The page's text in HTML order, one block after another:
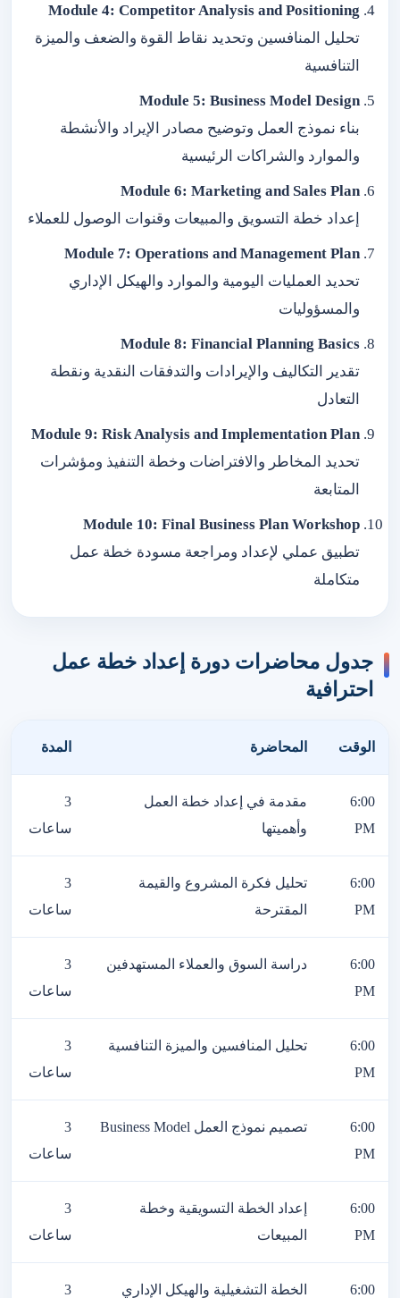
Module 4: Competitor Analysis and Positioning
تحليل المنافسين وتحديد نقاط القوة والضعف والميزة
التنافسية
Module 5: Business Model Design
بناء نموذج العمل وتوضيح مصادر الإيراد والأنشطة
والموارد والشراكات الرئيسية
Module 6: Marketing and Sales Plan
إعداد خطة التسويق والمبيعات وقنوات الوصول للعملاء
Module 7: Operations and Management Plan
تحديد العمليات اليومية والموارد والهيكل الإداري
والمسؤوليات
Module 8: Financial Planning Basics
تقدير التكاليف والإيرادات والتدفقات النقدية ونقطة
التعادل
Module 9: Risk Analysis and Implementation Plan
تحديد المخاطر والافتراضات وخطة التنفيذ ومؤشرات
المتابعة
Module 10: Final Business Plan Workshop
تطبيق عملي لإعداد ومراجعة مسودة خطة عمل
متكاملة
جدول محاضرات دورة إعداد خطة عمل
احترافية
الوقت المحاضرة المدة
6:00
PM
مقدمة في إعداد خطة العمل
وأهميتها
3
ساعات
6:00
PM
تحليل فكرة المشروع والقيمة
المقترحة
3
ساعات
6:00
PM
دراسة السوق والعملاء المستهدفين
3
ساعات
6:00
PM
تحليل المنافسين والميزة التنافسية
3
ساعات
6:00
PM
تصميم نموذج العمل Business Model
3
ساعات
6:00
PM
إعداد الخطة التسويقية وخطة
المبيعات
3
ساعات
6:00 الخطة التشغيلية والهيكل الإداري 3